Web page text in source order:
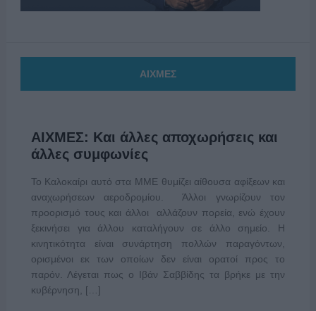
ΑΙΧΜΕΣ
ΑΙΧΜΕΣ: Και άλλες αποχωρήσεις και
άλλες συμφωνίες
Το Καλοκαίρι αυτό στα ΜΜΕ θυμίζει αίθουσα αφίξεων και
αναχωρήσεων αεροδρομίου. Άλλοι γνωρίζουν τον
προορισμό τους και άλλοι αλλάζουν πορεία, ενώ έχουν
ξεκινήσει για άλλου καταλήγουν σε άλλο σημείο. Η
κινητικότητα είναι συνάρτηση πολλών παραγόντων,
ορισμένοι εκ των οποίων δεν είναι ορατοί προς το
παρόν. Λέγεται πως ο Ιβάν Σαββίδης τα βρήκε με την
κυβέρνηση, […]